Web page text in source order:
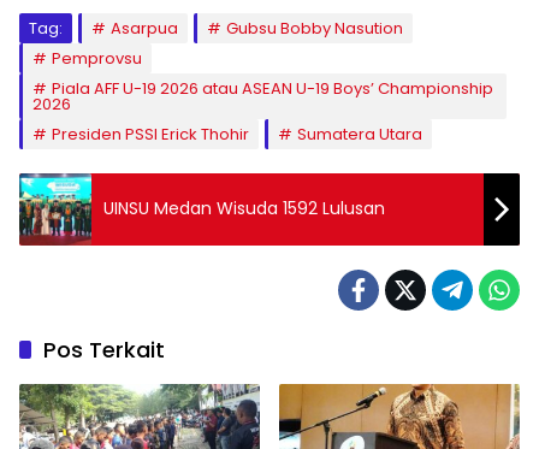
Tag: Asarpua
Gubsu Bobby Nasution
Pemprovsu
Piala AFF U-19 2026 atau ASEAN U-19 Boys’ Championship
2026
Presiden PSSI Erick Thohir
Sumatera Utara
UINSU Medan Wisuda 1592 Lulusan
Pos Terkait